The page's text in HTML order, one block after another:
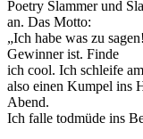
Poetry Slammer und
an. Das Motto:
„Ich habe was zu
Gewinner ist. Finde
ich cool. Ich schleife am
also einen Kumpel ins
Abend.
Ich falle todmüde ins